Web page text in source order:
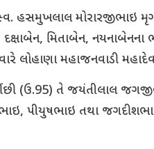
હસમુખલાલ મોરારજીભાઇ
મિતાબેન, નયનાબેનના
લોહાણા મહાજનવાડી
(ઉ.95) તે જયંતીલાલ
પીયુષભાઇ તથા